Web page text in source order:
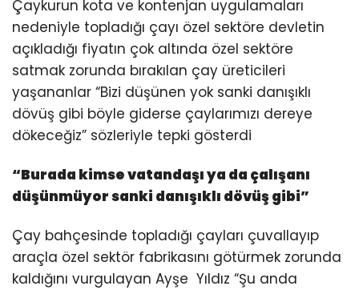
Çaykurun kota ve kontenjan uygulamaları
nedeniyle topladığı çayı özel sektöre devletin
açıkladığı fiyatın çok altında özel sektöre
satmak zorunda bırakılan çay üreticileri
yaşananlar “Bizi düşünen yok sanki danışıklı
dövüş gibi böyle giderse çaylarımızı dereye
dökeceğiz” sözleriyle tepki gösterdi
“Burada kimse vatandaşı ya da çalışanı
düşünmüyorsanki danışıklı dövüş gibi”
Çay bahçesinde topladığı çayları çuvallayıp
araçla özel sektör fabrikasını götürmek zorunda
kaldığını vurgulayan Ayşe Yıldız “Şu anda